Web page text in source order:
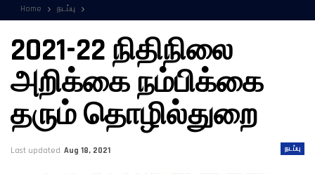
Home நடப்பு
2021-22 நிதிநிலை
அறிக்கை நம்பிக்கை
தரும் தொழில்துறை
நடப்பு
Last updated Aug 18, 2021